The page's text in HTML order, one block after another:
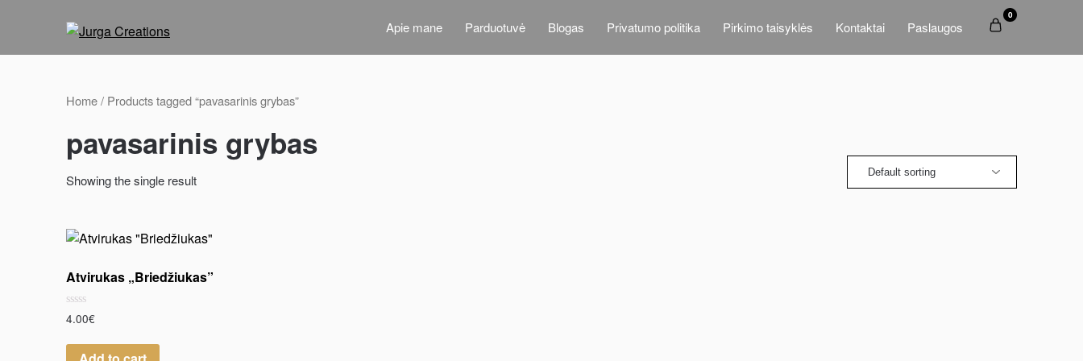
Apie mane Parduotuvė Blogas Privatumo politika Pirkimo taisyklės Kontaktai Paslaugos
0
Home/ Products tagged “pavasarinis grybas”
pavasarinis grybas
Showing the single result
Atvirukas „Briedžiukas”
Rated
0
of
4.00€